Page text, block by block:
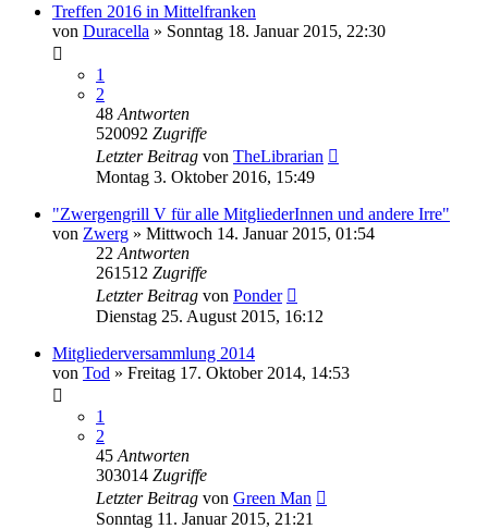
Treffen 2016 in Mittelfranken
von Duracella » Sonntag 18. Januar 2015, 22:30
1
2
48 Antworten
520092 Zugriffe
Letzter Beitrag von TheLibrarian
Montag 3. Oktober 2016, 15:49
"Zwergengrill V für alle MitgliederInnen und andere Irre"
von Zwerg » Mittwoch 14. Januar 2015, 01:54
22 Antworten
261512 Zugriffe
Letzter Beitrag von Ponder
Dienstag 25. August 2015, 16:12
Mitgliederversammlung 2014
von Tod » Freitag 17. Oktober 2014, 14:53
1
2
45 Antworten
303014 Zugriffe
Letzter Beitrag von Green Man
Sonntag 11. Januar 2015, 21:21